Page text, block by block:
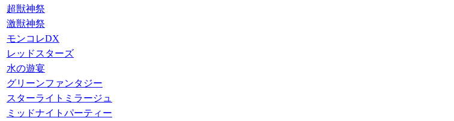
超獣神祭
激獣神祭
モンコレDX
レッドスターズ
水の遊宴
グリーンファンタジー
スターライトミラージュ
ミッドナイトパーティー